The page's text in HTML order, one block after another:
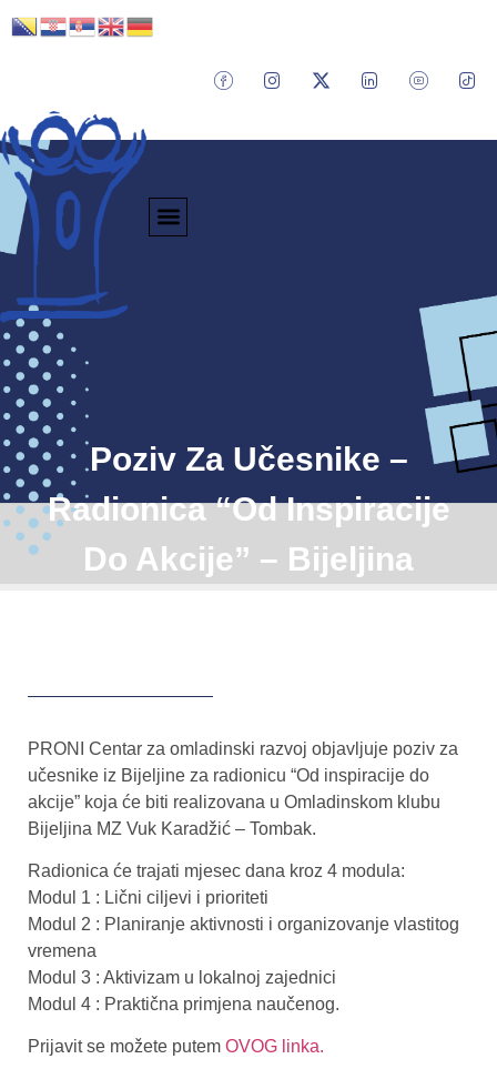
Poziv Za Učesnike –
Radionica “Od Inspiracije
Do Akcije” – Bijeljina
PRONI Centar za omladinski razvoj objavljuje poziv za
učesnike iz Bijeljine za radionicu “Od inspiracije do
akcije” koja će biti realizovana u Omladinskom klubu
Bijeljina MZ Vuk Karadžić – Tombak.
Radionica će trajati mjesec dana kroz 4 modula:
Modul 1 : Lični ciljevi i prioriteti
Modul 2 : Planiranje aktivnosti i organizovanje vlastitog
vremena
Modul 3 : Aktivizam u lokalnoj zajednici
Modul 4 : Praktična primjena naučenog.
Prijavit se možete putem OVOG linka.